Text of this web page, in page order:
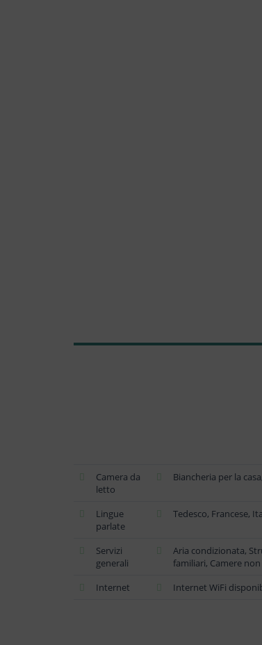
Camera da
letto
Biancheria per la
Lingue
parlate
Tedesco, Francese,
Servizi
generali
Aria condizionata,
familiari, Camere
Internet
Internet WiFi